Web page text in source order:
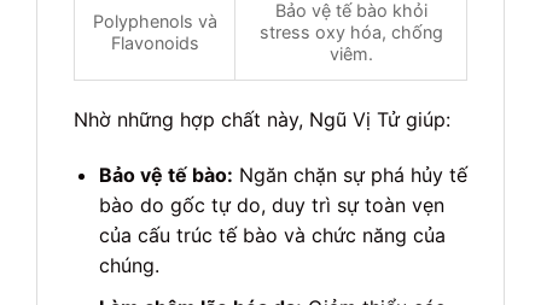
Polyphenols và
Flavonoids
Bảo vệ tế bào khỏi
stress oxy hóa, chống
viêm.
Nhờ những hợp chất này, Ngũ Vị Tử giúp:
Bảo vệ tế bào: Ngăn chặn sự phá hủy tế
bào do gốc tự do, duy trì sự toàn vẹn
của cấu trúc tế bào và chức năng của
chúng.